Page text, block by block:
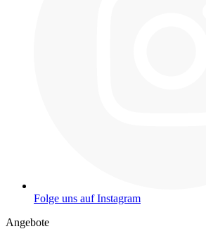
Folge uns auf Instagram
Angebote